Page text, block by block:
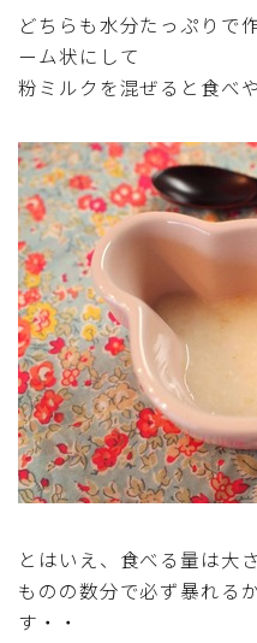
その他食材
テーブルコーディネート・
住・インテリア・小物・植物
離乳食・キッズメニュー
育児徒然
その他徒然
どちらも水分たっぷりで
ーム状にして
粉ミルクを混ぜると食べ
とはいえ、食べる量は大
ものの数分で必ず暴れる
す・・